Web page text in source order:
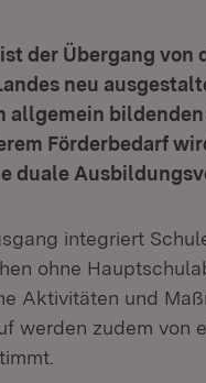
der Übergang von
neu
allgemein
Förderbedarf
duale
integriert
ohne
Aktivitäten und
werden zudem von